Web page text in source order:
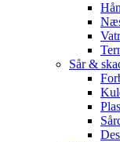
Sår &